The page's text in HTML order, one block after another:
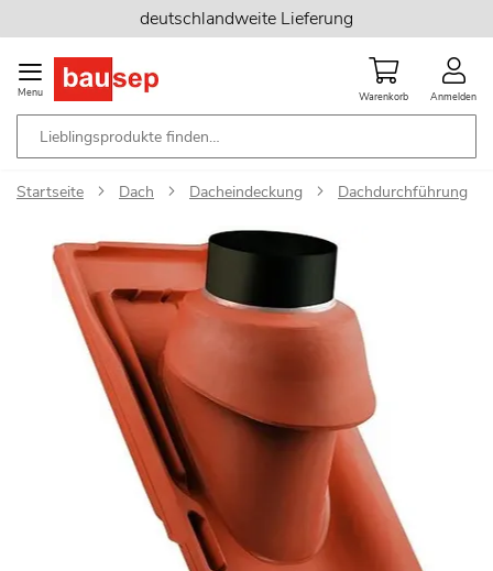
Inhalt
springen
deutschlandweite Lieferung
Menu Warenkorb Anmelden
Startseite Dach Dacheindeckung Dachdurchführung
Ende
Bildgalerie
springen